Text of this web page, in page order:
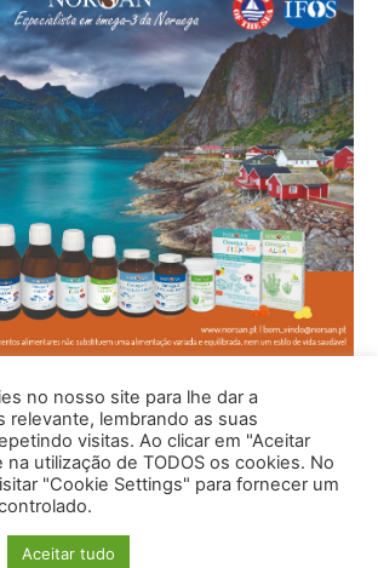
no nosso site para lhe dar a
relevante, lembrando as suas
visitas. Ao clicar em "Aceitar
utilização de TODOS os cookies. No
"Cookie Settings" para fornecer um
Aceitar tudo